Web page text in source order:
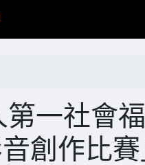
一社會
創作比